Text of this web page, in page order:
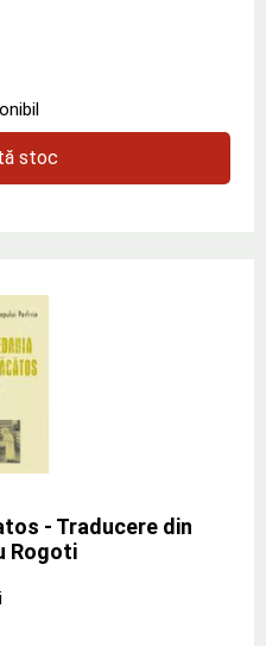
stoc
- Traducere din
Rogoti